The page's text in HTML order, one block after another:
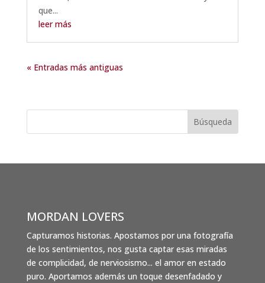
que...
leer más
« Entradas más antiguas
MORDAN LOVERS
Capturamos historias. Apostamos por una fotografía
de los sentimientos, nos gusta captar esas miradas
de complicidad, de nerviosismo... el amor en estado
puro. Aportamos además un toque desenfadado y